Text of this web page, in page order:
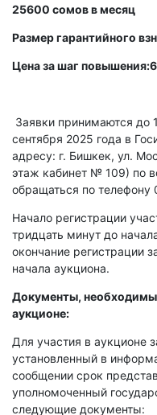
25600 сомов в месяц
Размер гарантийного
Цена за шаг
Заявки принимаются до
сентября 2025 года в
адресу: г. Бишкек, ул.
этаж кабинет № 109) по
обращаться по телефону
Начало регистрации
тридцать минут до
окончание регистрации
начала аукциона.
Документы,
аукционе:
Для участия в аукционе
установленный в
сообщении срок
уполномоченный
следующие документы: